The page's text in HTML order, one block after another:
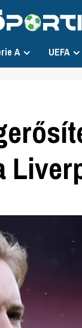
A UEFA